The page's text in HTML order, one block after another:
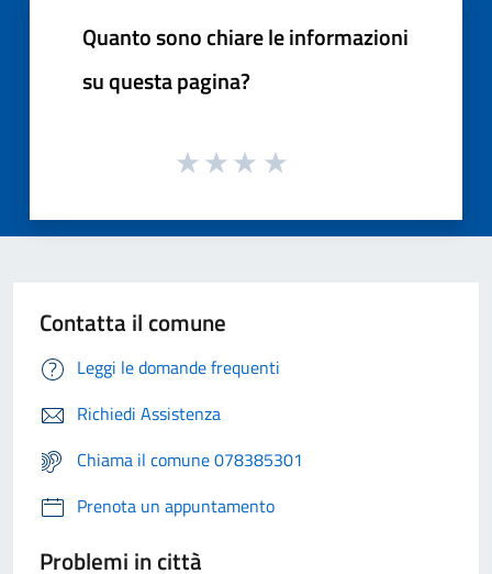
Quanto sono chiare le informazioni
su questa pagina?
Contatta il comune
Leggi le domande frequenti
Richiedi Assistenza
Chiama il comune 078385301
Prenota un appuntamento
Problemi in città